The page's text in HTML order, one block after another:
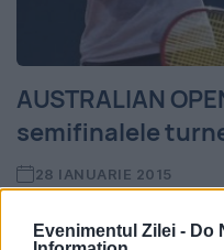
Evenimentul Zilei - Do
AUSTRALIAN
semifinalele
28 IANUARIE 2015
Horia Tecău și